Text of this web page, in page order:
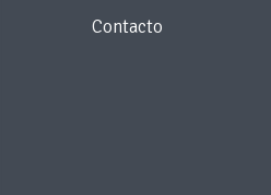
Contacto